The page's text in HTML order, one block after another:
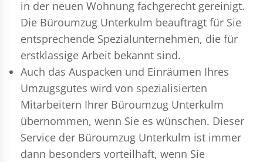
in der neuen Wohnung fachgerecht gereinigt.
Die Büroumzug Unterkulm beauftragt für Sie
entsprechende Spezialunternehmen, die für
erstklassige Arbeit bekannt sind.
Auch das Auspacken und Einräumen Ihres
Umzugsgutes wird von spezialisierten
Mitarbeitern Ihrer Büroumzug Unterkulm
übernommen, wenn Sie es wünschen. Dieser
Service der Büroumzug Unterkulm ist immer
dann besonders vorteilhaft, wenn Sie